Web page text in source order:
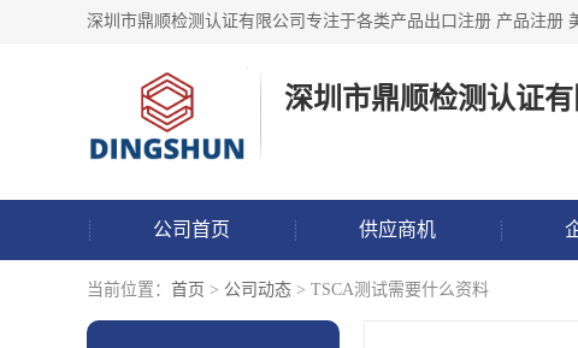
深圳市鼎顺检测认证有
公司首页 供应商机
当前位置： 首页 > 公司动态 > TSCA测试需要什么资料